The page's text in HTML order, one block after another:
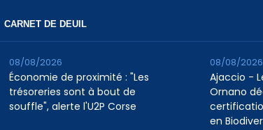
CARNET DE DEUIL
Économie de proximité : "Les
trésoreries sont à bout de
souffle", alerte l'U2P Corse
08/08/2026
Ajaccio -
Ornano
en
08/08/2026